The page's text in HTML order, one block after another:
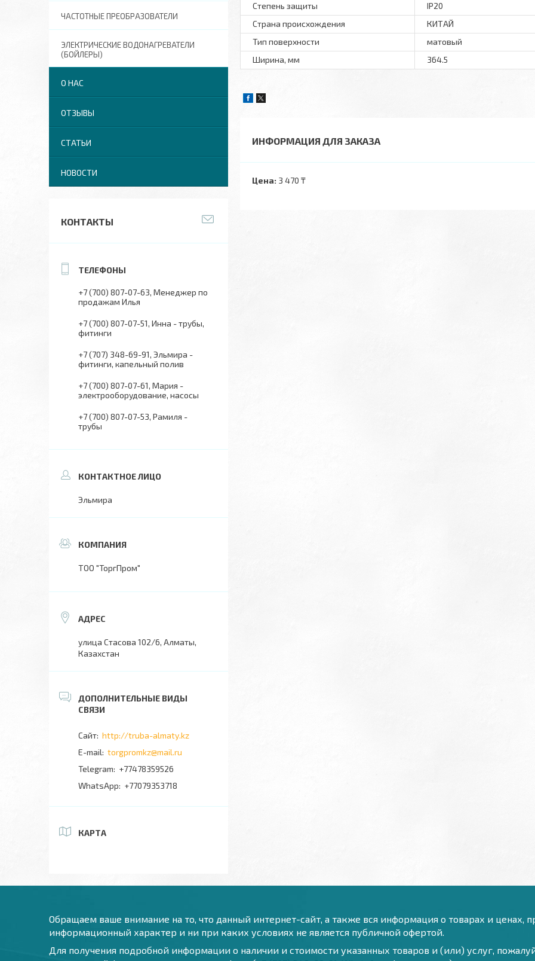
Степень защиты
IP20
Страна происхождения
КИТАЙ
Тип поверхности
матовый
Ширина, мм
364.5
ИНФОРМАЦИЯ ДЛЯ ЗАКАЗА
Цена: 3 470 ₸
ЧАСТОТНЫЕ ПРЕОБРАЗОВАТЕЛИ
ЭЛЕКТРИЧЕСКИЕ ВОДОНАГРЕВАТЕЛИ
(БОЙЛЕРЫ)
О НАС
ОТЗЫВЫ
СТАТЬИ
НОВОСТИ
КОНТАКТЫ
+7 (700) 807-07-63 Менеджер по
продажам Илья
+7 (700) 807-07-51 Инна - трубы,
фитинги
+7 (707) 348-69-91 Эльмира -
фитинги, капельный полив
+7 (700) 807-07-61 Мария -
электрооборудование, насосы
+7 (700) 807-07-53 Рамиля -
трубы
Эльмира
ТОО "ТоргПром"
улица Стасова 102/6, Алматы,
Казахстан
http://truba-almaty.kz
torgpromkz@mail.ru
+77478359526
+77079353718
КАРТА
Обращаем ваше внимание на то, что данный интернет-сайт, а также вся информация о товарах и ценах,
информационный характер и ни при каких условиях не является публичной офертой.
Для получения подробной информации о наличии и стоимости указанных товаров и (или) услуг,